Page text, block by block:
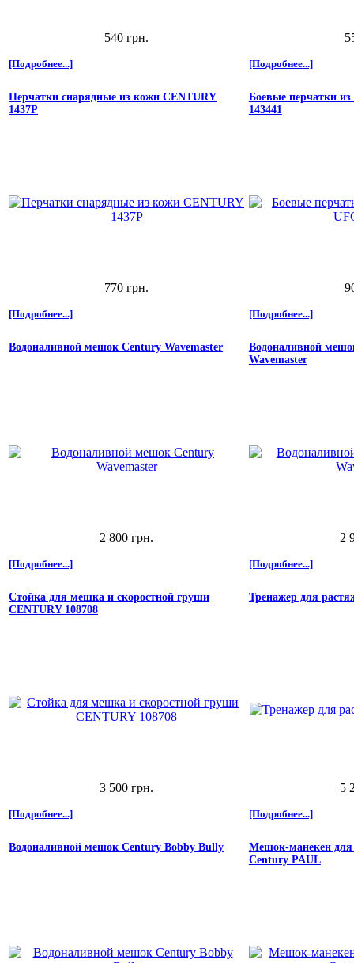
540 грн.
[Подробнее...] [Подробнее...]
Перчатки снарядные из кожи CENTURY
1437Р
770 грн.
[Подробнее...]
Боевые перчатки
143441
[Подробнее...]
Водоналивной мешок Century Wavemaster
2 800 грн.
[Подробнее...]
Водоналивной
Wavemaster
2
[Подробнее...]
Стойка для мешка и скоростной груши
CENTURY 108708
3 500 грн.
[Подробнее...]
Тренажер для
5
[Подробнее...]
Водоналивной мешок Century Bobby Bully
Мешок-манекен для
Century PAUL